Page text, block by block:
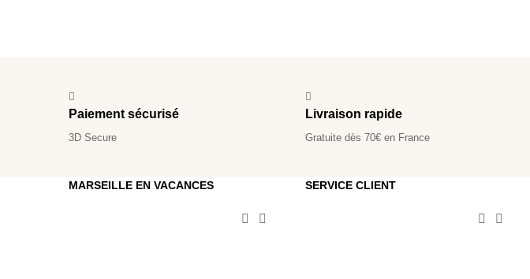
Paiement sécurisé
3D Secure
Livraison rapide
Gratuite dès 70€ en France
MARSEILLE EN VACANCES
 
SERVICE CLIENT
 